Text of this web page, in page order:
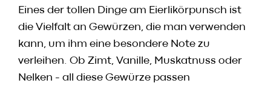
Eines der tollen Dinge am Eierlikörpunsch ist
die Vielfalt an Gewürzen, die man verwenden
kann, um ihm eine besondere Note zu
verleihen. Ob Zimt, Vanille, Muskatnuss oder
Nelken - all diese Gewürze passen